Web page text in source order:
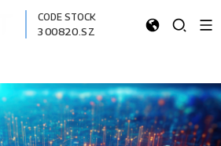
CODE STOCK
300820.SZ